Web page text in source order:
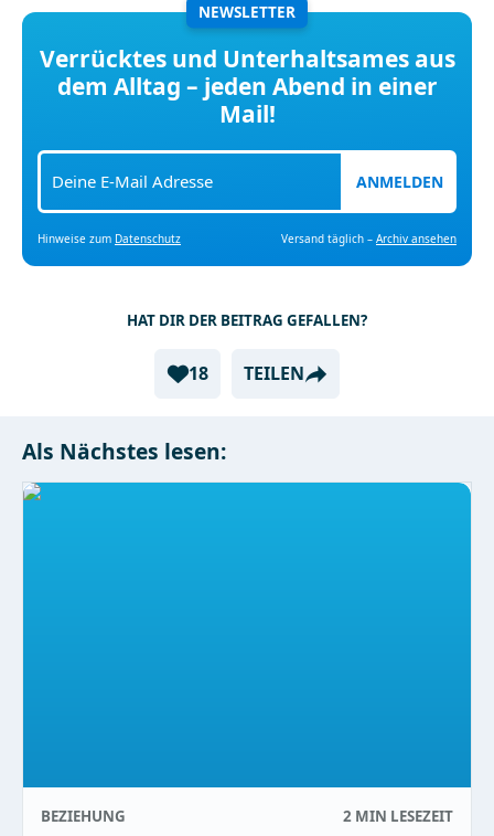
NEWSLETTER
Verrücktes und Unterhaltsames aus
dem Alltag – jeden Abend in einer
Mail!
ANMELDEN
Hinweise zum Datenschutz Versand täglich – Archiv ansehen
HAT DIR DER BEITRAG GEFALLEN?
18 TEILEN
Als Nächstes lesen:
BEZIEHUNG 2 MIN LESEZEIT